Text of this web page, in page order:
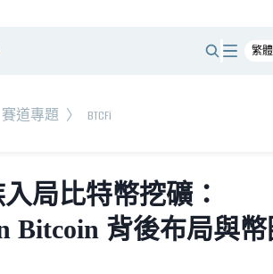
賽道專題 〉 BTCFi
局比特幣挖礦：
Bitcoin 背後布局與幣